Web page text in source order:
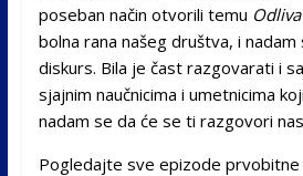
poseban način otvorili temu
bolna rana našeg društva, i nadam
diskurs. Bila je čast razgovarati i
sjajnim naučnicima i umetnicima
nadam se da će se ti razgovori
Pogledajte sve epizode prvobitne